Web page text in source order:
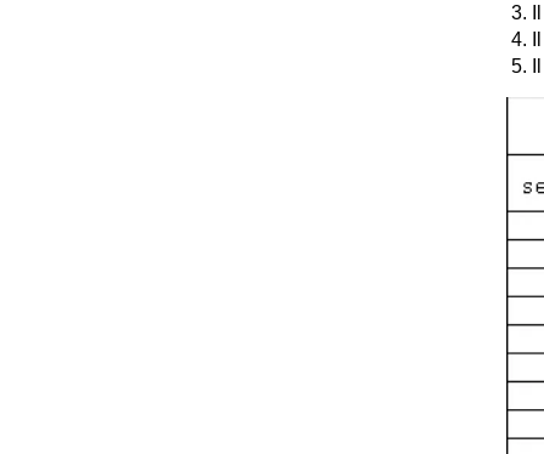
3.
4.
5.